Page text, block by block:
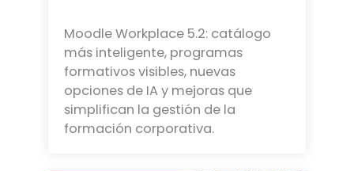
Moodle Workplace 5.2: catálogo
más inteligente, programas
formativos visibles, nuevas
opciones de IA y mejoras que
simplifican la gestión de la
formación corporativa.